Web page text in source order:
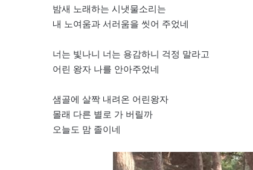
밤새 노래하는 시냇물소리는
내 노여움과 서러움을 씻어 주었네
너는 빛나니 너는 용감하니 걱정 말라고
어린 왕자 나를 안아주었네
샘골에 살짝 내려온 어린왕자
몰래 다른 별로 가 버릴까
오늘도 맘 졸이네